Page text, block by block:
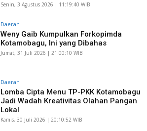
Senin, 3 Agustus 2026 | 11:19:40 WIB
Daerah
Weny Gaib Kumpulkan Forkopimda
Kotamobagu, Ini yang Dibahas
Jumat, 31 Juli 2026 | 21:00:10 WIB
Daerah
Lomba Cipta Menu TP-PKK Kotamobagu
Jadi Wadah Kreativitas Olahan Pangan
Lokal
Kamis, 30 Juli 2026 | 20:10:52 WIB